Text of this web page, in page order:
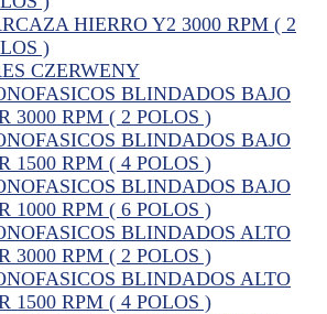
HIERRO Y2 3000 RPM ( 2
)
CZERWENY
BLINDADOS BAJO
3000 RPM ( 2 POLOS )
BLINDADOS BAJO
1500 RPM ( 4 POLOS )
BLINDADOS BAJO
1000 RPM ( 6 POLOS )
BLINDADOS ALTO
3000 RPM ( 2 POLOS )
BLINDADOS ALTO
1500 RPM ( 4 POLOS )